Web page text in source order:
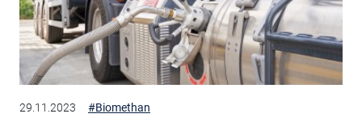
29.11.2023 #Biomethan